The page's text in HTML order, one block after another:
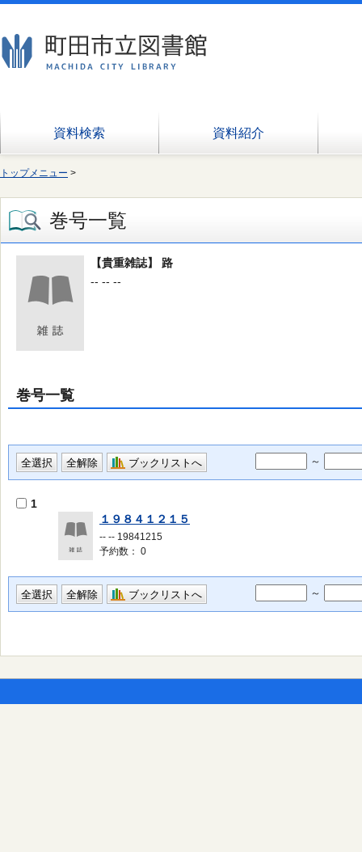
資料検索 資料紹介
トップメニュー >
巻号一覧
【貴重雑誌】 路
-- -- --
巻号一覧
ブックリストへ ～
1
１９８４１２１５
-- -- 19841215
予約数： 0
ブックリストへ ～